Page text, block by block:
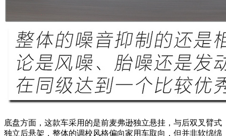
底盘方面，这款车采用的是前麦弗逊独立悬挂，与后双叉臂式
独立后悬架，整体的调校风格偏向家用车取向，但并非软绵绵